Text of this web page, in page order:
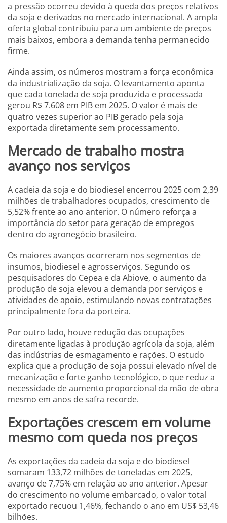
a pressão ocorreu devido à queda dos preços relativos
da soja e derivados no mercado internacional. A ampla
oferta global contribuiu para um ambiente de preços
mais baixos, embora a demanda tenha permanecido
firme.
Ainda assim, os números mostram a força econômica
da industrialização da soja. O levantamento aponta
que cada tonelada de soja produzida e processada
gerou R$ 7.608 em PIB em 2025. O valor é mais de
quatro vezes superior ao PIB gerado pela soja
exportada diretamente sem processamento.
Mercado de trabalho mostra
avanço nos serviços
A cadeia da soja e do biodiesel encerrou 2025 com 2,39
milhões de trabalhadores ocupados, crescimento de
5,52% frente ao ano anterior. O número reforça a
importância do setor para geração de empregos
dentro do agronegócio brasileiro.
Os maiores avanços ocorreram nos segmentos de
insumos, biodiesel e agrosserviços. Segundo os
pesquisadores do Cepea e da Abiove, o aumento da
produção de soja elevou a demanda por serviços e
atividades de apoio, estimulando novas contratações
principalmente fora da porteira.
Por outro lado, houve redução das ocupações
diretamente ligadas à produção agrícola da soja, além
das indústrias de esmagamento e rações. O estudo
explica que a produção de soja possui elevado nível de
mecanização e forte ganho tecnológico, o que reduz a
necessidade de aumento proporcional da mão de obra
mesmo em anos de safra recorde.
Exportações crescem em volume
mesmo com queda nos preços
As exportações da cadeia da soja e do biodiesel
somaram 133,72 milhões de toneladas em 2025,
avanço de 7,75% em relação ao ano anterior. Apesar
do crescimento no volume embarcado, o valor total
exportado recuou 1,46%, fechando o ano em US$ 53,46
bilhões.